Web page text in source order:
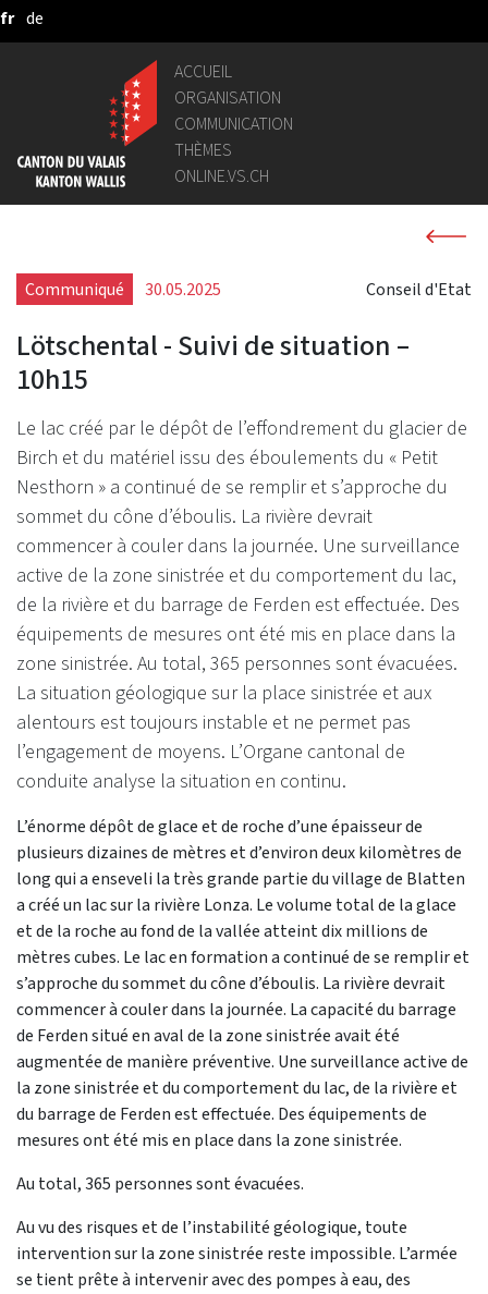
Saut au contenu principal
fr de
ACCUEIL
ORGANISATION
COMMUNICATION
THÈMES
ONLINE.VS.CH
Communiqué 30.05.2025 Conseil d'Etat
Lötschental - Suivi de situation –
10h15
Le lac créé par le dépôt de l’effondrement du glacier de
Birch et du matériel issu des éboulements du « Petit
Nesthorn » a continué de se remplir et s’approche du
sommet du cône d’éboulis. La rivière devrait
commencer à couler dans la journée. Une surveillance
active de la zone sinistrée et du comportement du lac,
de la rivière et du barrage de Ferden est effectuée. Des
équipements de mesures ont été mis en place dans la
zone sinistrée. Au total, 365 personnes sont évacuées.
La situation géologique sur la place sinistrée et aux
alentours est toujours instable et ne permet pas
l’engagement de moyens. L’Organe cantonal de
conduite analyse la situation en continu.
L’énorme dépôt de glace et de roche d’une épaisseur de
plusieurs dizaines de mètres et d’environ deux kilomètres de
long qui a enseveli la très grande partie du village de Blatten
a créé un lac sur la rivière Lonza. Le volume total de la glace
et de la roche au fond de la vallée atteint dix millions de
mètres cubes. Le lac en formation a continué de se remplir et
s’approche du sommet du cône d’éboulis. La rivière devrait
commencer à couler dans la journée. La capacité du barrage
de Ferden situé en aval de la zone sinistrée avait été
augmentée de manière préventive. Une surveillance active de
la zone sinistrée et du comportement du lac, de la rivière et
du barrage de Ferden est effectuée. Des équipements de
mesures ont été mis en place dans la zone sinistrée.
Au total, 365 personnes sont évacuées.
Au vu des risques et de l’instabilité géologique, toute
intervention sur la zone sinistrée reste impossible. L’armée
se tient prête à intervenir avec des pompes à eau, des